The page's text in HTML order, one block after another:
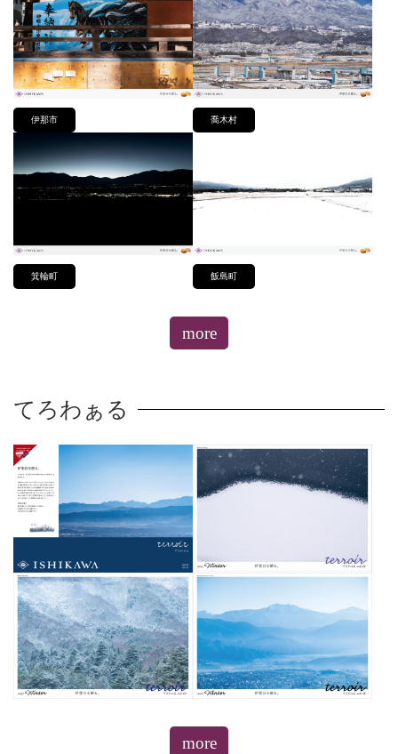
伊那市 喬木村
箕輪町 飯島町
more
てろわぁる
more